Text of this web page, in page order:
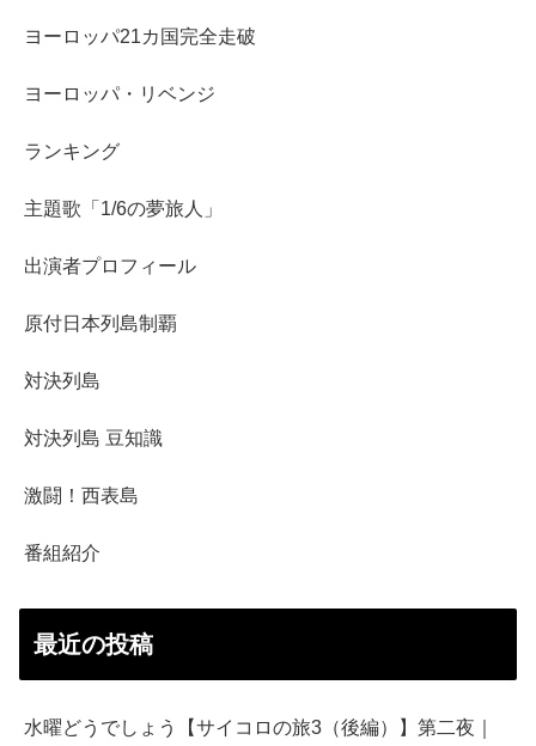
ヨーロッパ21カ国完全走破
ヨーロッパ・リベンジ
ランキング
主題歌「1/6の夢旅人」
出演者プロフィール
原付日本列島制覇
対決列島
対決列島 豆知識
激闘！西表島
番組紹介
最近の投稿
水曜どうでしょう【サイコロの旅3（後編）】第二夜｜